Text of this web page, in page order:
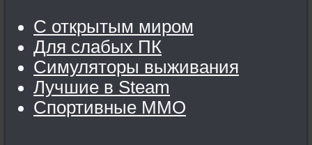
С открытым миром
Для слабых ПК
Симуляторы выживания
Лучшие в Steam
Спортивные MMO